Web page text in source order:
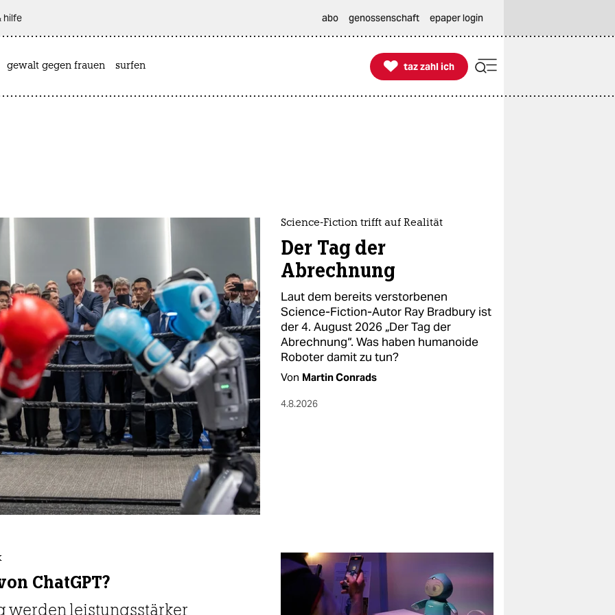
hilfe abo genossenschaft epaper login
gewalt gegen frauen surfen 
taz zahl ich
taz zahl ich
Science-Fiction trifft auf Realität
Der Tag der
Abrechnung
Laut dem bereits verstorbenen
Science-Fiction-Autor Ray Bradbury ist
der 4. August 2026 „Der Tag der
Abrechnung“. Was haben humanoide
Roboter damit zu tun?
Von Martin Conrads
4.8.2026
ChatGPT?
werden leistungsstärker